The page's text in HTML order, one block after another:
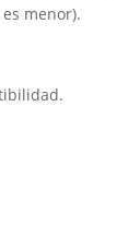
menor).